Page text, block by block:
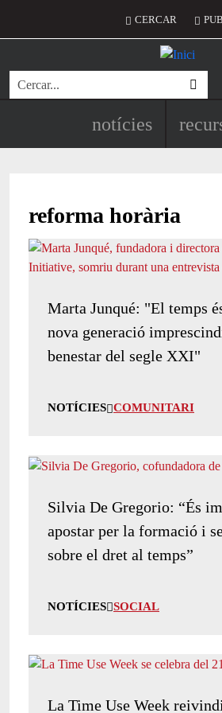
Menú del
CERCAR
Cerca
Navegació
notícies
reforma horària
Marta Junqué: "El temps
nova generació
benestar del segle XXI"
NOTÍCIES COMUNITARI
Silvia De Gregorio: “És
apostar per la formació i
sobre el dret al temps”
NOTÍCIES SOCIAL
La Time Use Week